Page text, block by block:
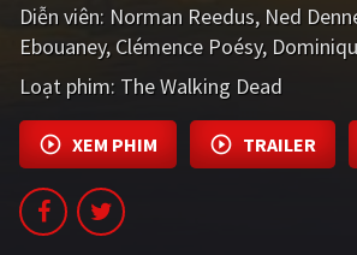
PHIM BỘ
PHIM LẺ
PHIM CHIẾU RẠP
TUYỂN TẬP PHIM
BLOG
Diễn viên: Norman Reedus Ned
Ebouaney Clémence Poésy
Loạt phim: The Walking Dead
XEM PHIM TRAILER